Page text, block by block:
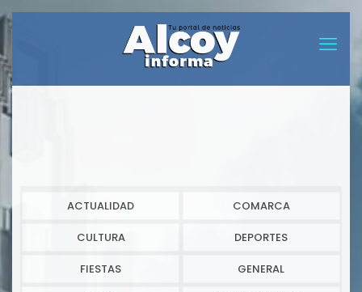
ACTUALIDAD COMARCA
CULTURA DEPORTES
FIESTAS GENERAL